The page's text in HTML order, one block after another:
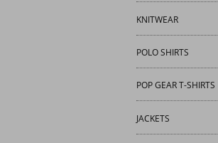
KNITWEAR
POLO SHIRTS
POP GEAR T-SHIRTS
JACKETS